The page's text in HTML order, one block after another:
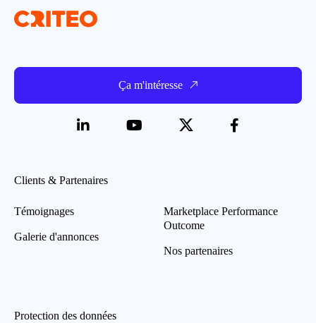
Ça m'intéresse
Clients & Partenaires
Témoignages
Galerie d'annonces
Marketplace Performance
Outcome
Nos partenaires
Protection des données